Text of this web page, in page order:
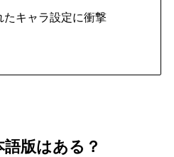
たキャラ設定に衝撃
版はある？